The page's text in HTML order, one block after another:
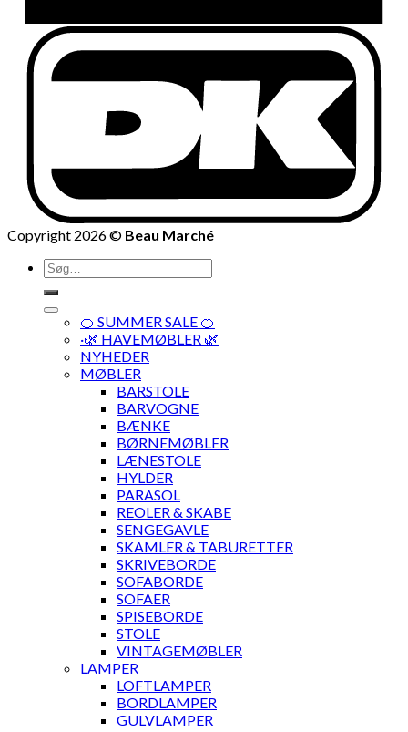
Copyright 2026 © Beau Marché
Søg
efter:
🍊 SUMMER SALE 🍊
·🌿 HAVEMØBLER 🌿
NYHEDER
MØBLER
BARSTOLE
BARVOGNE
BÆNKE
BØRNEMØBLER
LÆNESTOLE
HYLDER
PARASOL
REOLER & SKABE
SENGEGAVLE
SKAMLER & TABURETTER
SKRIVEBORDE
SOFABORDE
SOFAER
SPISEBORDE
STOLE
VINTAGEMØBLER
LAMPER
LOFTLAMPER
BORDLAMPER
GULVLAMPER